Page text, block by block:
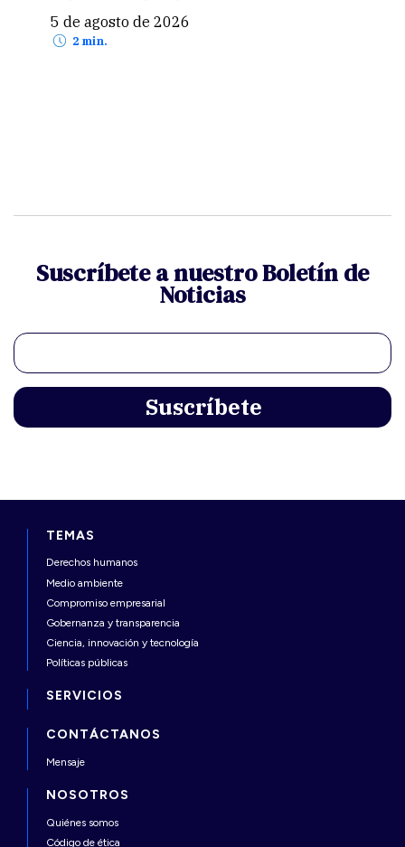
5 de agosto de 2026
2 min.
Suscríbete a nuestro Boletín de
Noticias
TEMAS
Derechos humanos
Medio ambiente
Compromiso empresarial
Gobernanza y transparencia
Ciencia, innovación y tecnología
Políticas públicas
SERVICIOS
CONTÁCTANOS
Mensaje
NOSOTROS
Quiénes somos
Código de ética